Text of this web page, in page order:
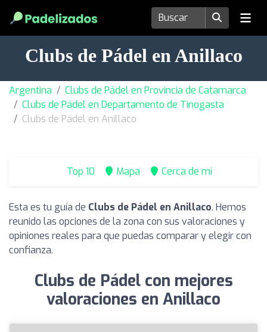
Clubs de Pádel en Anillaco
Argentina
Clubs de Pádel en Provincia de Catamarca
Clubs de Pádel en Departamento de Tinogasta
Clubs de Pádel en Anillaco
Top 10 Mapa Cerca de mí
Esta es tu guía de Clubs de Pádel en Anillaco. Hemos
reunido las opciones de la zona con sus valoraciones y
opiniones reales para que puedas comparar y elegir con
confianza.
Clubs de Pádel con mejores
valoraciones en Anillaco